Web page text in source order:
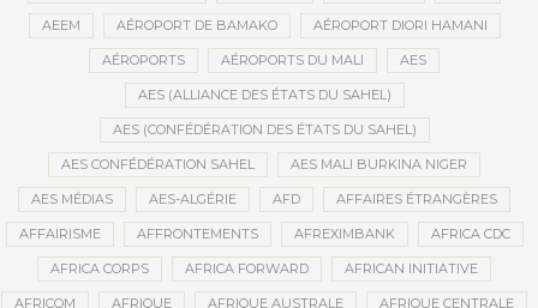
AEEM AÉROPORT DE BAMAKO AÉROPORT DIORI HAMANI
AÉROPORTS AÉROPORTS DU MALI AES
AES (ALLIANCE DES ÉTATS DU SAHEL)
AES (CONFÉDÉRATION DES ÉTATS DU SAHEL)
AES CONFÉDÉRATION SAHEL AES MALI BURKINA NIGER
AES MÉDIAS AES-ALGÉRIE AFD AFFAIRES ÉTRANGÈRES
AFFAIRISME AFFRONTEMENTS AFREXIMBANK AFRICA CDC
AFRICA CORPS AFRICA FORWARD AFRICAN INITIATIVE
AFRICOM AFRIQUE AFRIQUE AUSTRALE AFRIQUE CENTRALE